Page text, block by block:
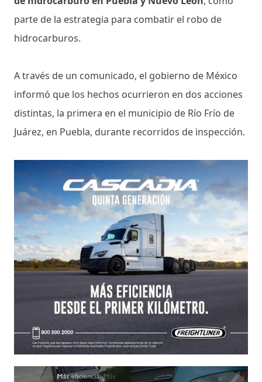
parte de la estrategia para combatir el robo de
hidrocarburos.
A través de un comunicado, el gobierno de México
informó que los hechos ocurrieron en dos acciones
distintas, la primera en el municipio de Río Frío de
Juárez, en Puebla, durante recorridos de inspección.